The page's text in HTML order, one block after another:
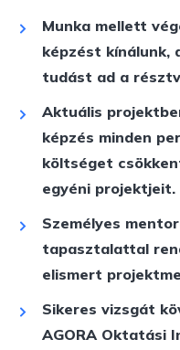
Munka mellett
képzést kínálunk,
tudást ad a
Aktuális
képzés minden
költséget
egyéni projektjeit.
Személyes
tapasztalattal
elismert
Sikeres vizsgát
AGORA Oktatási